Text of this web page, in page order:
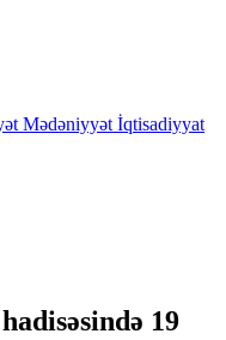
Mədəniyyət İqtisadiyyat
19